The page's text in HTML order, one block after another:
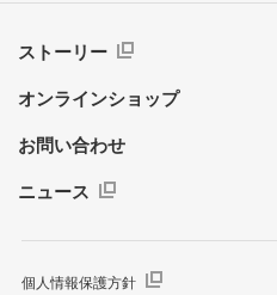
ストーリー
オンラインショップ
お問い合わせ
ニュース
個人情報保護方針